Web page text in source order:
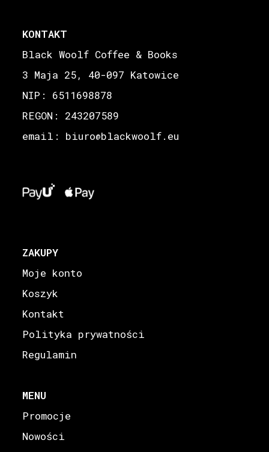
KONTAKT
Black Woolf Coffee & Books
3 Maja 25, 40-097 Katowice
NIP: 6511698878
REGON: 243207589
email: biuro@blackwoolf.eu
ZAKUPY
Moje konto
Koszyk
Kontakt
Polityka prywatności
Regulamin
MENU
Promocje
Nowości